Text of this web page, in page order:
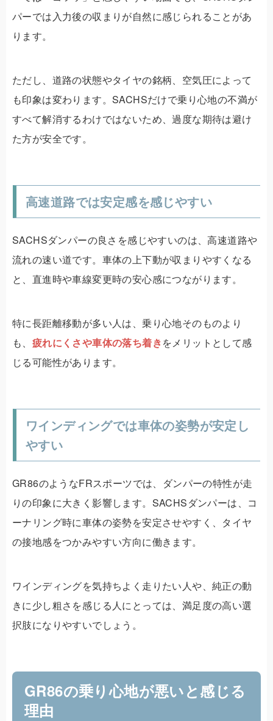
パーでは入力後の収まりが自然に感じられることがあ
ります。
ただし、道路の状態やタイヤの銘柄、空気圧によって
も印象は変わります。SACHSだけで乗り心地の不満が
すべて解消するわけではないため、過度な期待は避け
た方が安全です。
高速道路では安定感を感じやすい
SACHSダンパーの良さを感じやすいのは、高速道路や
流れの速い道です。車体の上下動が収まりやすくなる
と、直進時や車線変更時の安心感につながります。
特に長距離移動が多い人は、乗り心地そのものより
も、 疲れにくさや車体の落ち着きをメリットとして感
じる可能性があります。
ワインディングでは車体の姿勢が安定し
やすい
GR86のようなFRスポーツでは、ダンパーの特性が走
りの印象に大きく影響します。SACHSダンパーは、コ
ーナリング時に車体の姿勢を安定させやすく、タイヤ
の接地感をつかみやすい方向に働きます。
ワインディングを気持ちよく走りたい人や、純正の動
きに少し粗さを感じる人にとっては、満足度の高い選
択肢になりやすいでしょう。
GR86の乗り心地が悪いと感じる
理由